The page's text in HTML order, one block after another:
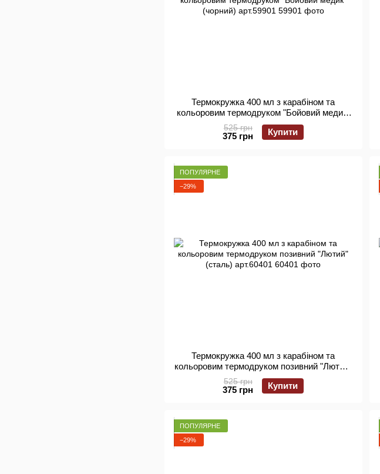
Термокружка 400 мл з карабіном та
кольоровим термодруком "Бойовий медик"
(чорний) арт.59901
525 грн
375 грн Купити
ПОПУЛЯРНЕ
−29%
Термокружка 400 мл з карабіном та
кольоровим термодруком позивний "Лютий"
(сталь) арт.60401
525 грн
375 грн Купити
ПОПУЛЯРНЕ
−29%